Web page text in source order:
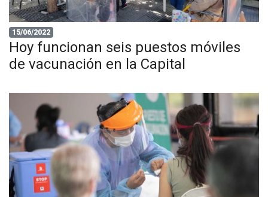
15/06/2022
Hoy funcionan seis puestos móviles
de vacunación en la Capital